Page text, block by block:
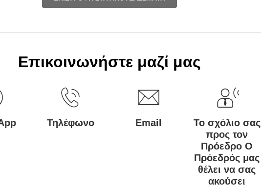
Επικοινωνήστε μαζί μας
Τηλέφωνο Email
Το σχόλιο σας
προς τον
Πρόεδρο Ο
Πρόεδρός μας
θέλει να σας
ακούσει